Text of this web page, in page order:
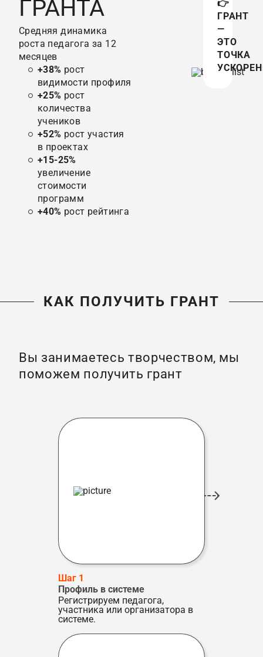
ГРАНТА
Средняя динамика
роста педагога за 12
месяцев
+38% рост
видимости профиля
+25% рост
количества
учеников
+52% рост участия
в проектах
+15-25%
увеличение
стоимости
программ
+40% рост рейтинга
👉
ГРАНТ
—
ЭТО
ТОЧКА
КАК ПОЛУЧИТЬ ГРАНТ
Вы занимаетесь творчеством, мы
поможем получить грант
Шаг 1
Профиль в системе
Регистрируем педагога,
участника или организатора в
системе.